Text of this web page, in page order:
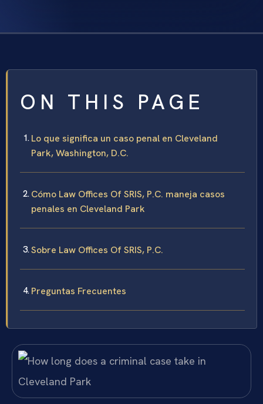
ON THIS PAGE
Lo que significa un caso penal en Cleveland
Park, Washington, D.C.
Cómo Law Offices Of SRIS, P.C. maneja casos
penales en Cleveland Park
Sobre Law Offices Of SRIS, P.C.
Preguntas Frecuentes